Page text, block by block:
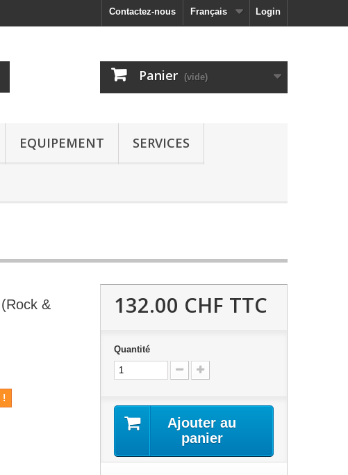
Login
Français
Contactez-nous
Panier (vide)
EQUIPEMENT SERVICES
&
!
132.00 CHF TTC
Quantité
Ajouter au
panier